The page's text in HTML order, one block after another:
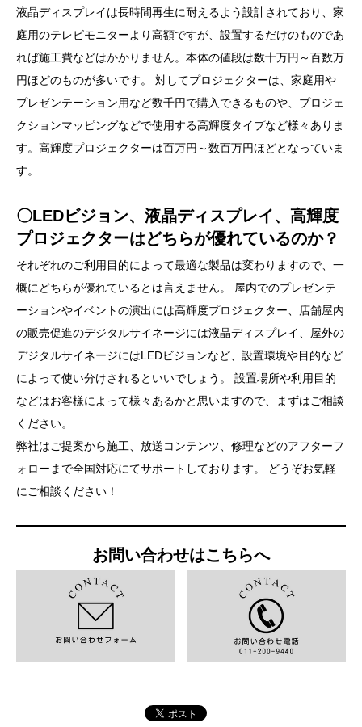
液晶ディスプレイは長時間再生に耐えるよう設計されており、家
庭用のテレビモニターより高額ですが、設置するだけのものであ
れば施工費などはかかりません。本体の値段は数十万円～百数万
円ほどのものが多いです。 対してプロジェクターは、家庭用や
プレゼンテーション用など数千円で購入できるものや、プロジェ
クションマッピングなどで使用する高輝度タイプなど様々ありま
す。高輝度プロジェクターは百万円～数百万円ほどとなっていま
す。
〇LEDビジョン、液晶ディスプレイ、高輝度
プロジェクターはどちらが優れているのか？
それぞれのご利用目的によって最適な製品は変わりますので、一
概にどちらが優れているとは言えません。 屋内でのプレゼンテ
ーションやイベントの演出には高輝度プロジェクター、店舗屋内
の販売促進のデジタルサイネージには液晶ディスプレイ、屋外の
デジタルサイネージにはLEDビジョンなど、設置環境や目的など
によって使い分けされるといいでしょう。 設置場所や利用目的
などはお客様によって様々あるかと思いますので、まずはご相談
ください。
弊社はご提案から施工、放送コンテンツ、修理などのアフターフ
ォローまで全国対応にてサポートしております。 どうぞお気軽
にご相談ください！
お問い合わせはこちらへ